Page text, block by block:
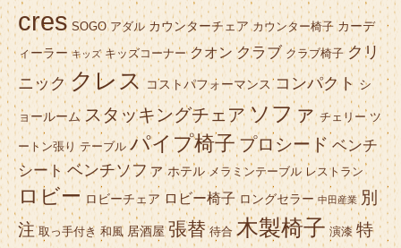
cres SOGO アダル カウンターチェア カウンター椅子 カーデ
ィーラー キッズ キッズコーナー クオン クラブ クラブ椅子 クリ
ニック クレス コストパフォーマンス コンパクト シ
ョールーム スタッキングチェア ソファ チェリー ツ
ートン張り テーブル パイプ椅子 プロシード ベンチ
シート ベンチソファ ホテル メラミンテーブル レストラン
ロビー ロビーチェア ロビー椅子 ロングセラー 中田産業 別
注 取っ手付き 和風 居酒屋 張替 待合 木製椅子 演漆 特